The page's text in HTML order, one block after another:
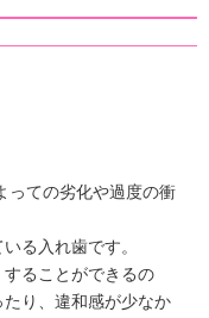
っての劣化や過度の衝
る入れ歯です。
ることができるの
り、違和感が少なか